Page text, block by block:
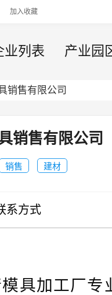
加入收藏
业列表 产业园
销售有限公司
销售有限公司
销售 建材
系方式
具加工厂专